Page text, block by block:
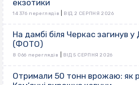
екзотики
14 376 переглядів ВІД 2 СЕРПНЯ 2026
На дамбі біля Черкас загинув у
(ФОТО)
8 066 переглядів ВІД 5 СЕРПНЯ 2026
Отримали 50 тонн врожаю: як